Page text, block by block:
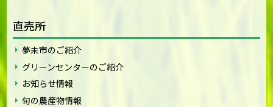
直売所
夢未市のご紹介
グリーンセンターのご紹介
お知らせ情報
旬の農産物情報